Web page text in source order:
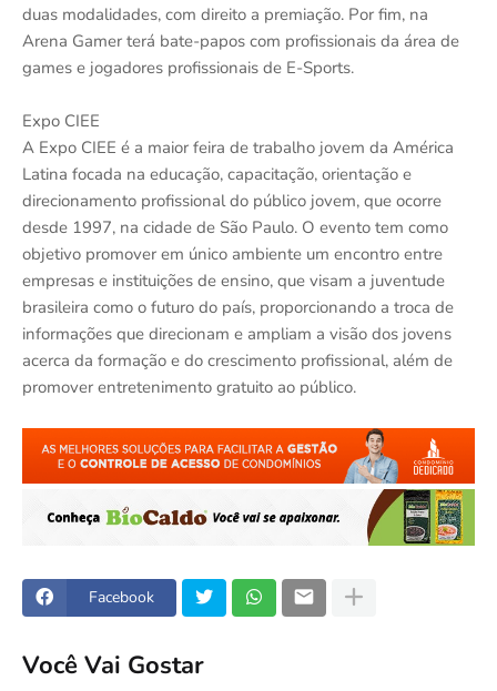
duas modalidades, com direito a premiação. Por fim, na
Arena Gamer terá bate-papos com profissionais da área de
games e jogadores profissionais de E-Sports.
Expo CIEE
A Expo CIEE é a maior feira de trabalho jovem da América
Latina focada na educação, capacitação, orientação e
direcionamento profissional do público jovem, que ocorre
desde 1997, na cidade de São Paulo. O evento tem como
objetivo promover em único ambiente um encontro entre
empresas e instituições de ensino, que visam a juventude
brasileira como o futuro do país, proporcionando a troca de
informações que direcionam e ampliam a visão dos jovens
acerca da formação e do crescimento profissional, além de
promover entretenimento gratuito ao público.
Facebook
Você Vai Gostar